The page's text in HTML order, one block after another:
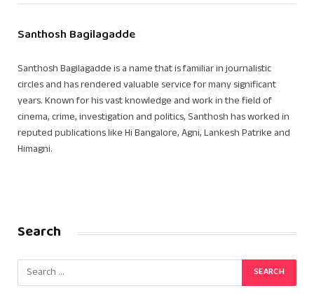
Santhosh Bagilagadde
Santhosh Bagilagadde is a name that is familiar in journalistic
circles and has rendered valuable service for many significant
years. Known for his vast knowledge and work in the field of
cinema, crime, investigation and politics, Santhosh has worked in
reputed publications like Hi Bangalore, Agni, Lankesh Patrike and
Himagni.
Search